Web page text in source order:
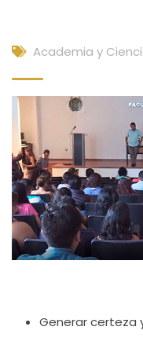
Academia y
Generar certeza